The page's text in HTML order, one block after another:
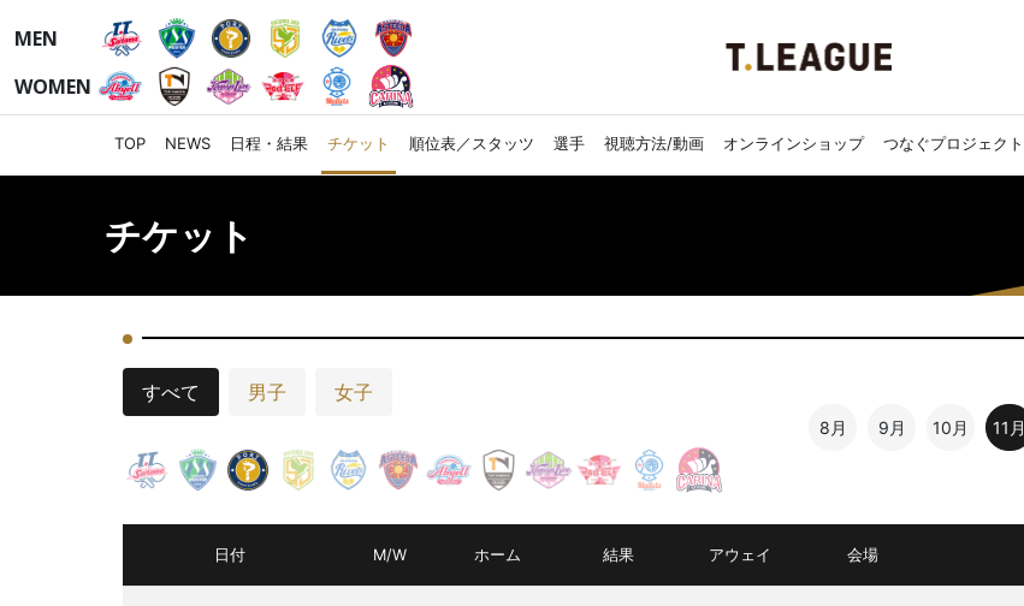
MEN
WOMEN
TOP NEWS 日程・結果 チケット 順位表／スタッツ 選手 視聴方法/動画 オンラインショップ つなぐプロジェクト
チケット
すべて 男子 女子
8月 9月 10月 11月
日付 M/W ホーム 結果 アウェイ 会場